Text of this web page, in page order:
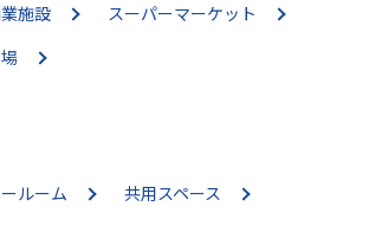
施設
スーパーマーケット
ルーム 共用スペース